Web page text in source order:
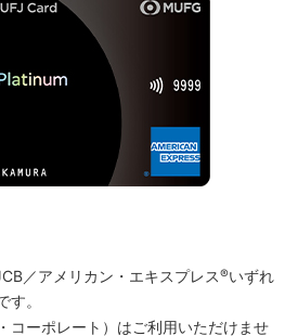
／アメリカン・エキスプレス®いずれ
。
コーポレート）はご利用いただけませ